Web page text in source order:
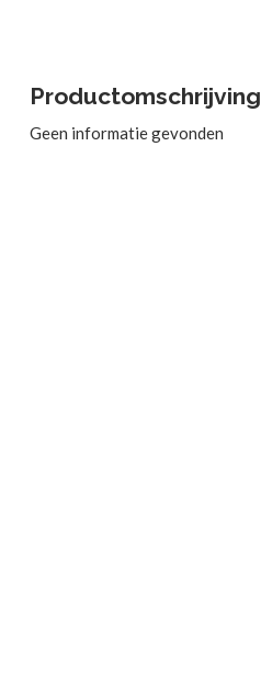
Productomschrijving
Geen informatie gevonden